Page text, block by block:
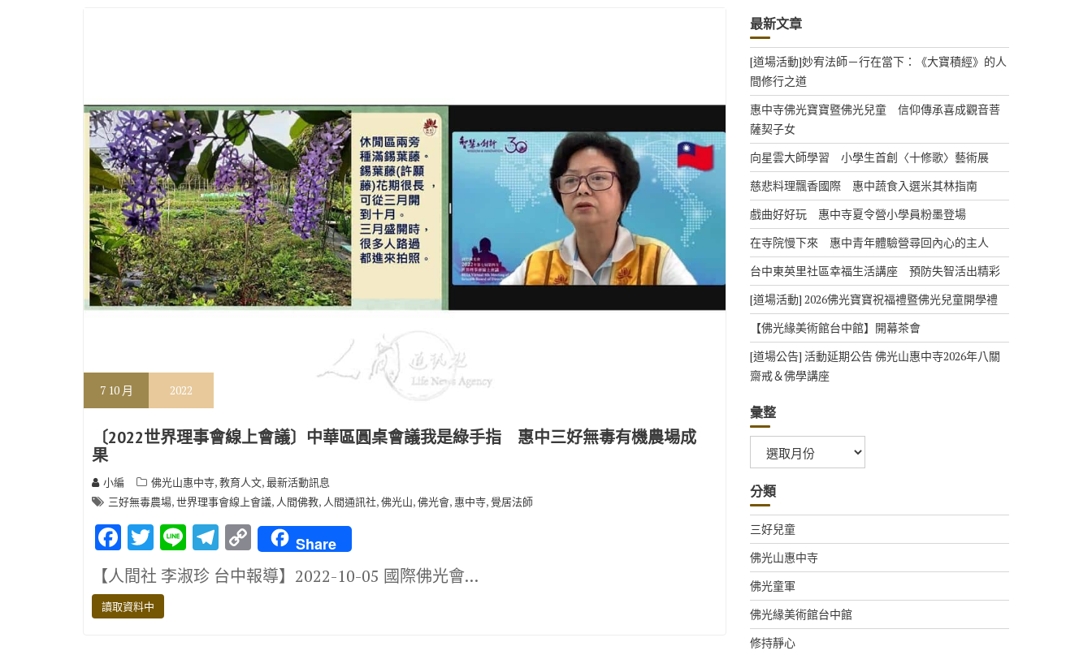
7 10 月 2022
〔2022世界理事會線上會議〕中華區圓桌會議我是綠手指 惠中三好無毒有機農場成
果
小編 佛光山惠中寺,教育人文,最新活動訊息
三好無毒農場,世界理事會線上會議, 人間佛教, 人間通訊社,佛光山,佛光會, 惠中寺, 覺居法師
F
ac
e
b
T
w
it
te
Li
n
e
T
el
e
C
o
p
Share
【人間社 李淑珍 台中報導】2022-10-05 國際佛光會…
讀取資料中
i
c
e
最新文章
[道場活動]妙宥法師－行在當下：《大寶積經》的人
間修行之道
惠中寺佛光寶寶暨佛光兒童 信仰傳承喜成觀音菩
薩契子女
向星雲大師學習 小學生首創〈十修歌〉藝術展
慈悲料理飄香國際 惠中蔬食入選米其林指南
戲曲好好玩 惠中寺夏令營小學員粉墨登場
在寺院慢下來 惠中青年體驗營尋回內心的主人
台中東英里社區幸福生活講座 預防失智活出精彩
[道場活動] 2026佛光寶寶祝福禮暨佛光兒童開學禮
【佛光緣美術館台中館】開幕茶會
[道場公告] 活動延期公告 佛光山惠中寺2026年八關
齋戒＆佛學講座
彙整
整
分類
三好兒童
佛光山惠中寺
佛光童軍
佛光緣美術館台中館
修持靜心